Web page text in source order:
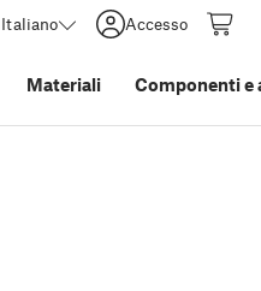
Italiano Accesso
Materiali Componenti e